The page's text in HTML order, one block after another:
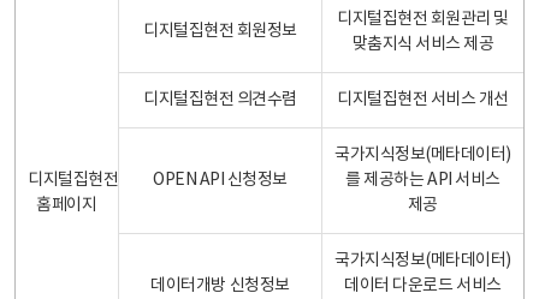
디지털집현전
홈페이지
디지털집현전 회원정보
디지털집현전 회원관리 및
맞춤지식 서비스 제공
디지털집현전 의견수렴 디지털집현전 서비스 개선
OPEN API 신청정보
국가지식정보(메타데이터)
를 제공하는 API 서비스
제공
데이터개방 신청정보
국가지식정보(메타데이터)
데이터 다운로드 서비스